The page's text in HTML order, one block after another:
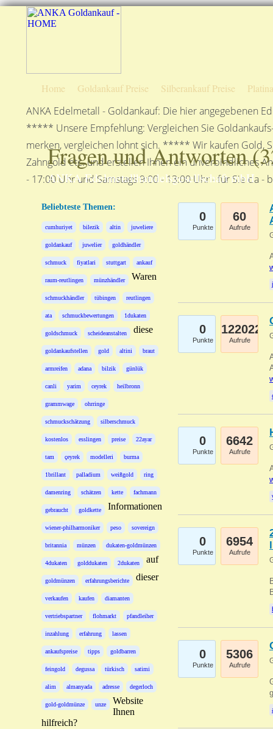
Home Goldankauf Preise Silberankauf Preise
ANKA Edelmetall - Goldankauf: Die hier angegebenen
***** Unsere Empfehlung: Vergleichen Sie
merken, vergleichen lohnt sich. ***** Wir kaufen Gold,
Zahngold etc. und erstellen Ihnen ein unverbindliches
- 17:00 Uhr und Samstags 9:00 - 13:00 Uhr - für Sie
Fragen und Antworten (
ANKA Edelmetallhandelsgesellschaft mbH
Beliebteste Themen:
cumhuriyet bilezik altin juweliere
goldankauf juwelier goldhändler
schmuck fiyatlari stuttgart ankauf
raum-reutlingen münzhändler
schmuckhändler tübingen reutlingen
ata schmuckbewertungen 1dukaten
goldschmuck scheideanstalten
goldankaufstellen gold altini braut
armreifen adana bilzik günlük
canli yarim ceyrek heilbronn
grammwage ohrringe
schmuckschätzung silberschmuck
kostenlos esslingen preise 22ayar
tam çeyrek modelleri burma
1brillant palladium weißgold ring
damenring schätzen kette fachmann
gebraucht goldkette
wiener-philharmoniker peso sovereign
britannia münzen dukaten-goldmünzen
4dukaten golddukaten 2dukaten
goldmünzen erfahrungsberichte
verkaufen kaufen diamanten
vertriebspartner flohmarkt pfandleiher
inzahlung erfahrung lassen
ankaufspreise tipps goldbarren
feingold degussa türkisch satimi
alim almanyada adresse degerloch
gold-goldmünze unze
Waren
diese
Informationen
auf
dieser
Website
Ihnen
hilfreich?
0
Punkte
60
Aufrufe
0
Punkte
122022
Aufrufe
0
Punkte
6642
Aufrufe
0
Punkte
6954
Aufrufe
0
Punkte
5306
Aufrufe